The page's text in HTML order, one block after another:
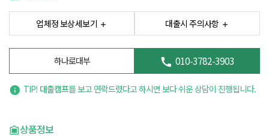
업체정 보상세보기 대출시 주의사항
하나로대부 010-3782-3903
TIP! 대출캠프를 보고 연락드렸다고 하시면 보다 쉬운 상담이 진행됩니다.
상품정보